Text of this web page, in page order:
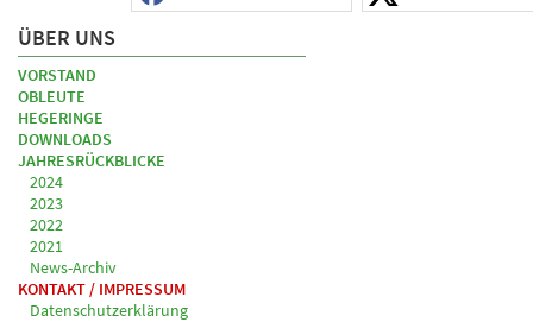
ÜBER UNS
VORSTAND
OBLEUTE
HEGERINGE
DOWNLOADS
JAHRESRÜCKBLICKE
2024
2023
2022
2021
News-Archiv
KONTAKT / IMPRESSUM
Datenschutzerklärung